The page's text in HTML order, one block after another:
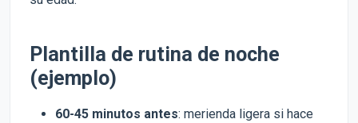
Plantilla de rutina de noche
(ejemplo)
60-45 minutos antes: merienda ligera si hace